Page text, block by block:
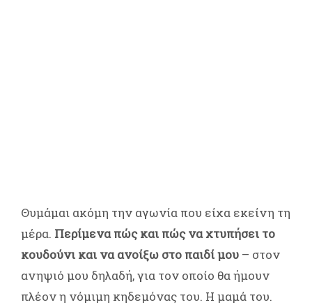
Θυμάμαι ακόμη την αγωνία που είχα εκείνη τη
μέρα. Περίμενα πώς και πώς να χτυπήσει το
κουδούνι και να ανοίξω στο παιδί μου – στον
ανηψιό μου δηλαδή, για τον οποίο θα ήμουν
πλέον η νόμιμη κηδεμόνας του. Η μαμά του.